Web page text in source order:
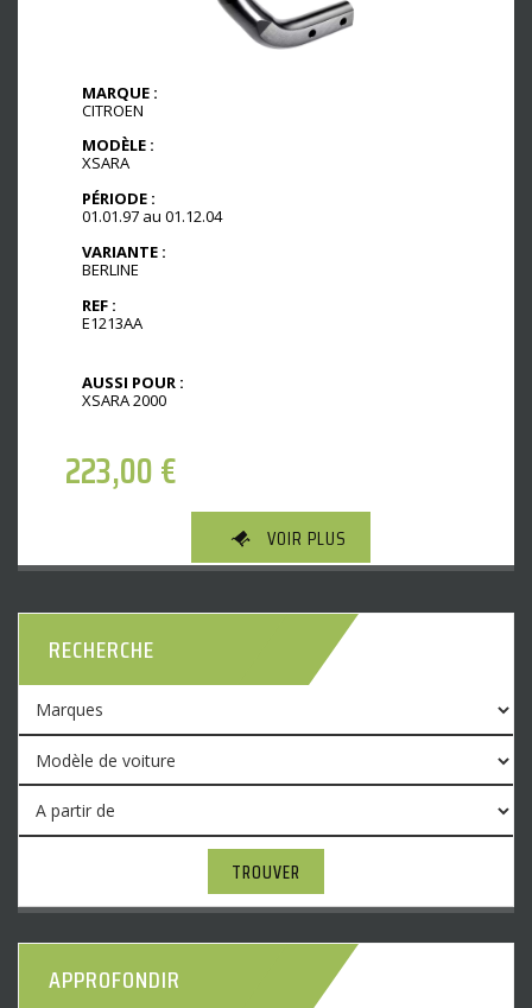
MARQUE :
CITROEN
MODÈLE :
XSARA
PÉRIODE :
01.01.97 au 01.12.04
VARIANTE :
BERLINE
REF :
E1213AA
AUSSI POUR :
XSARA 2000
223,00€
VOIR PLUS
RECHERCHE
TROUVER
APPROFONDIR